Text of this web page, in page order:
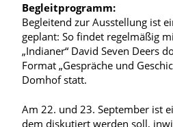
Begleitprogramm:
Begleitend zur Ausstellung ist
geplant: So findet regelmäßig
„Indianer“ David Seven Deers
Format „Gespräche und
Domhof statt.
Am 22. und 23. September ist
dem diskutiert werden soll,